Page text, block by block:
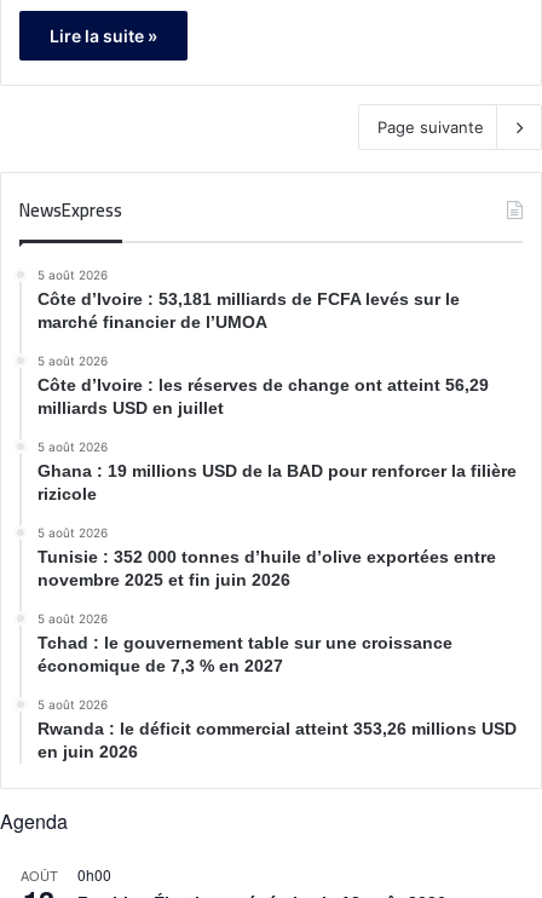
Lire la suite »
Page suivante
NewsExpress
5 août 2026
Côte d’Ivoire : 53,181 milliards de FCFA levés sur le
marché financier de l’UMOA
5 août 2026
Côte d’Ivoire : les réserves de change ont atteint 56,29
milliards USD en juillet
5 août 2026
Ghana : 19 millions USD de la BAD pour renforcer la filière
rizicole
5 août 2026
Tunisie : 352 000 tonnes d’huile d’olive exportées entre
novembre 2025 et fin juin 2026
5 août 2026
Tchad : le gouvernement table sur une croissance
économique de 7,3 % en 2027
5 août 2026
Rwanda : le déficit commercial atteint 353,26 millions USD
en juin 2026
Agenda
AOÛT 0h00